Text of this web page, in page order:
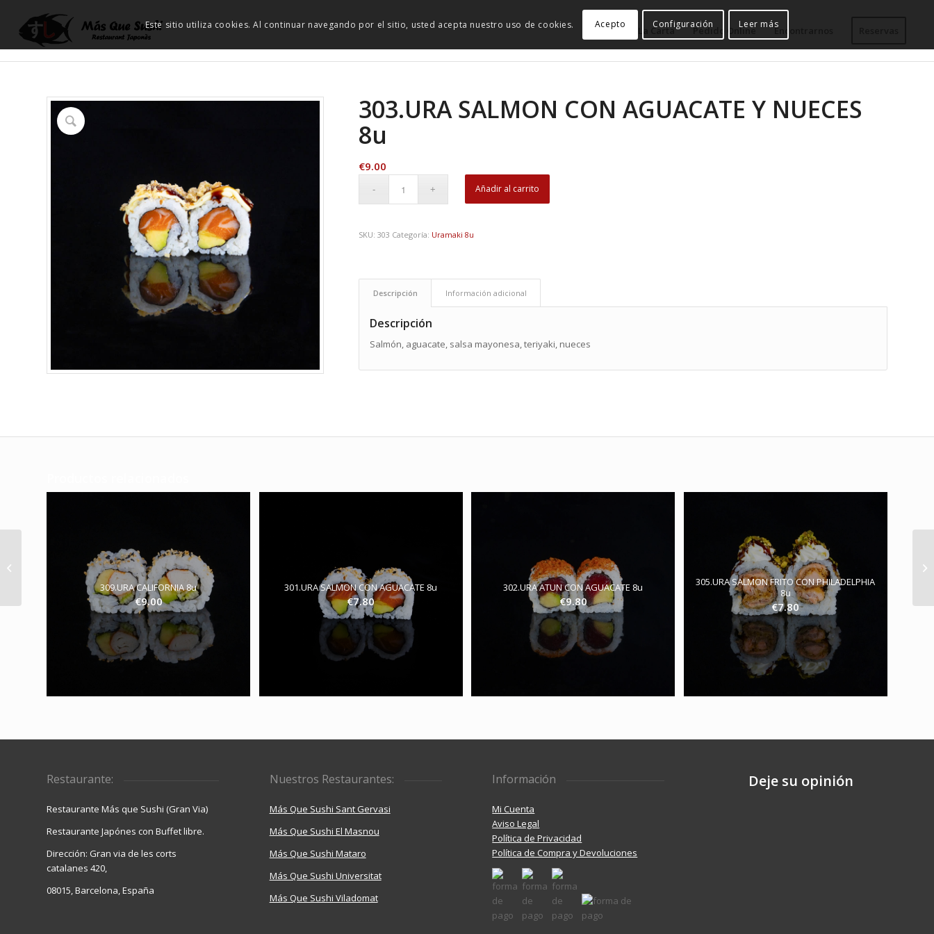
La Carta Pedido Online Encontrarnos
303.URA SALMON CON AGUACATE Y NUECES
8u
€9.00
Añadir al carrito
SKU:303 Categoría: Uramaki 8u
Descripción Información adicional
Descripción
Salmón, aguacate, salsa mayonesa, teriyaki, nueces
309.URA CALIFORNIA 8u
€9.00
301.URA SALMON CON AGUACATE 8u
€7.80
302.URA ATUN CON AGUACATE 8u
€9.80
305.URA SALMON FRITO CON PHILADELPHIA
8u
€7.80
Restaurante:
Restaurante Más que Sushi (Gran Via)
Restaurante Japónes con Buffet libre.
Dirección: Gran via de les corts
catalanes 420,
08015, Barcelona, España
Nuestros Restaurantes:
Más Que Sushi Sant Gervasi
Más Que Sushi El Masnou
Más Que Sushi Mataro
Más Que Sushi Universitat
Más Que Sushi Viladomat
Información
Mi Cuenta
Aviso Legal
Política de Privacidad
Política de Compra y Devoluciones
Deje su opinión
301.URA SALMON CON
Este sitio utiliza cookies. Al continuar navegando por el sitio, usted acepta nuestro uso de cookies. Acepto Configuración Leer más